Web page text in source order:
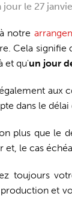
jour le 27
notre
Cela signifie
et qu'un jour
aux
dans le
plus que le
et, le cas
toujours
et